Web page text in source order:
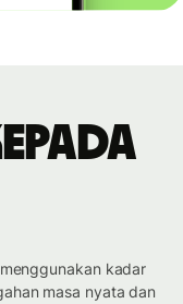
kadar
masa nyata dan